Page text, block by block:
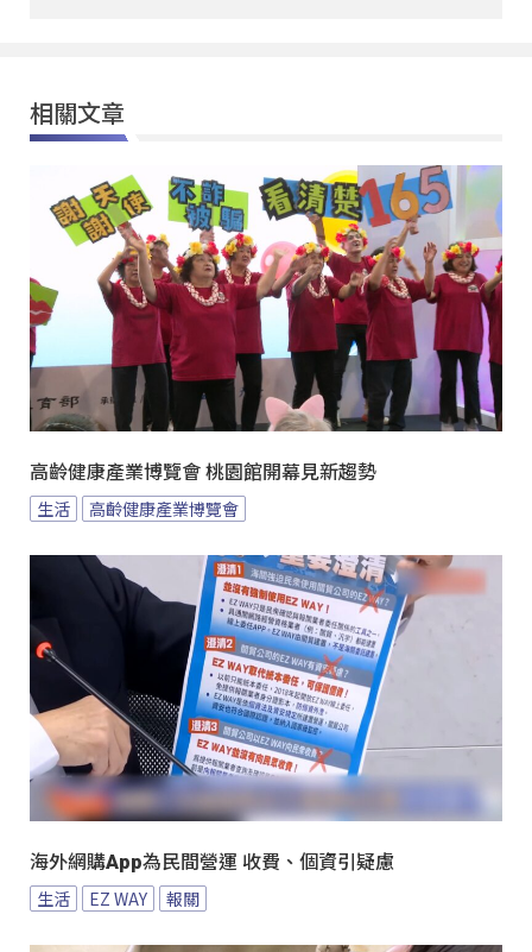
相關文章
高齡健康產業博覽會 桃園館開幕見新趨勢
生活 高齡健康產業博覽會
海外網購App為民間營運 收費、個資引疑慮
生活 EZ WAY 報關